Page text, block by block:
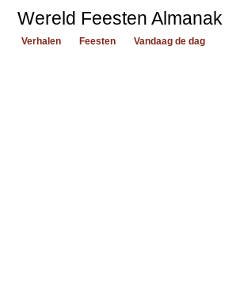
Wereld Feesten Almanak
Verhalen Feesten Vandaag de dag